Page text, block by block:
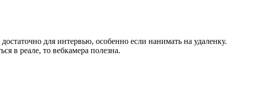
для интервью, особенно если нанимать на удаленку.
в реале, то вебкамера полезна.